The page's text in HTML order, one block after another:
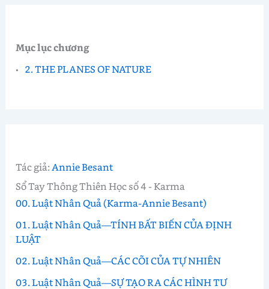
Mục lục chương
2. THE PLANES OF NATURE
Tác giả: Annie Besant
Sổ Tay Thông Thiên Học số 4 - Karma
00. Luật Nhân Quả (Karma-Annie Besant)
01. Luật Nhân Quả—TÍNH BẤT BIẾN CỦA ĐỊNH
LUẬT
02. Luật Nhân Quả—CÁC CÕI CỦA TỰ NHIÊN
03. Luật Nhân Quả—SỰ TẠO RA CÁC HÌNH TƯ